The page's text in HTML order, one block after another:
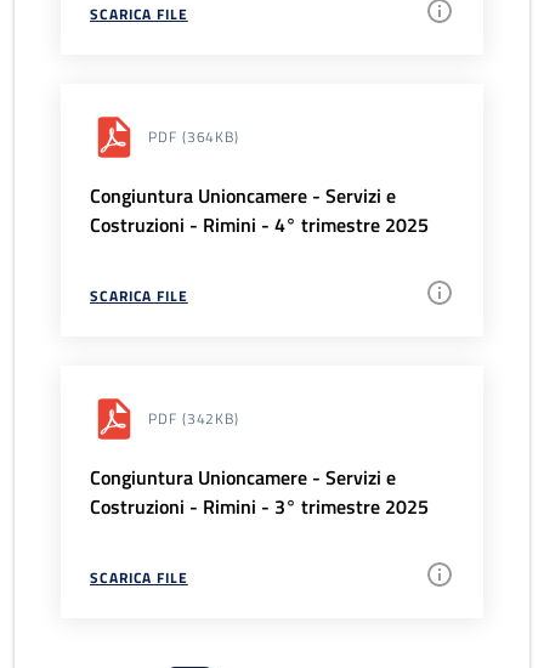
SCARICA FILE
PDF (364KB)
Congiuntura Unioncamere - Servizi e
Costruzioni - Rimini - 4° trimestre 2025
SCARICA FILE
PDF (342KB)
Congiuntura Unioncamere - Servizi e
Costruzioni - Rimini - 3° trimestre 2025
SCARICA FILE